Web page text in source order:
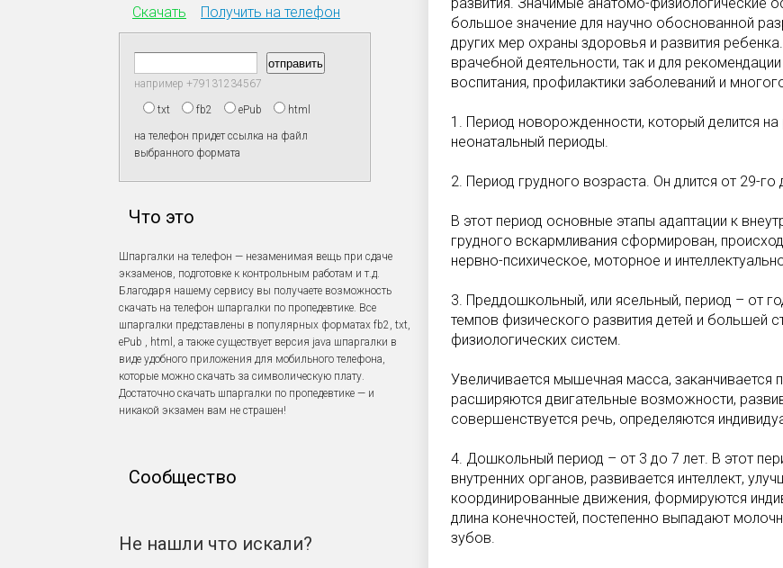
Скачать Получить на телефон
например +79131234567
txt fb2 ePub html
на телефон придет ссылка на файл
выбранного формата
Что это
Шпаргалки на телефон — незаменимая вещь при сдаче
экзаменов, подготовке к контрольным работам и т.д.
Благодаря нашему сервису вы получаете возможность
скачать на телефон шпаргалки по пропедевтике. Все
шпаргалки представлены в популярных форматах fb2, txt,
ePub , html, а также существует версия java шпаргалки в
виде удобного приложения для мобильного телефона,
которые можно скачать за символическую плату.
Достаточно скачать шпаргалки по пропедевтике — и
никакой экзамен вам не страшен!
Сообщество
Не нашли что искали?
большое значение для научно обоснованной
других мер охраны здоровья и развития
врачебной деятельности, так и для
воспитания, профилактики заболеваний и
1. Период новорожденности, который делится на
неонатальный периоды.
2. Период грудного возраста. Он длится от 29-го
В этот период основные этапы адаптации к
грудного вскармливания сформирован,
нервно-психическое, моторное и
3. Преддошкольный, или ясельный, период – от
темпов физического развития детей и большей
физиологических систем.
Увеличивается мышечная масса, заканчивается
расширяются двигательные возможности,
совершенствуется речь, определяются
4. Дошкольный период – от 3 до 7 лет. В этот
внутренних органов, развивается интеллект,
координированные движения, формируются
длина конечностей, постепенно выпадают
зубов.